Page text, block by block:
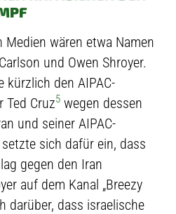
Medien wären etwa Namen
und Owen Shroyer.
kürzlich den AIPAC-
Ted Cruz5 wegen dessen
und seiner AIPAC-
sich dafür ein, dass
gegen den Iran
auf dem Kanal „Breezy
darüber, dass israelische